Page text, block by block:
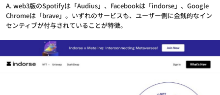
A. web3版のSpotifyは「Audius」、Facebookは「indorse」、Google
Chromeは「brave」。いずれのサービスも、ユーザー側に金銭的なイン
センティブが付与されていることが特徴。